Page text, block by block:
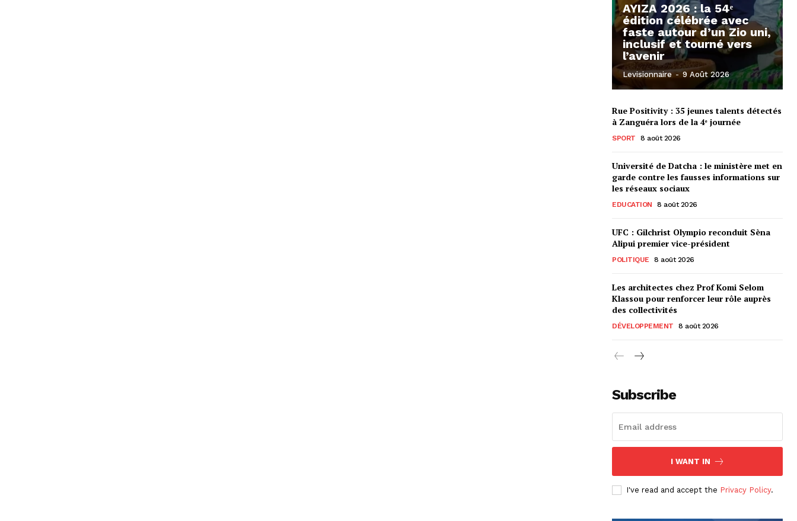
AYIZA 2026 : la 54ᵉ
édition célébrée avec
faste autour d’un Zio uni,
inclusif et tourné vers
l’avenir
Levisionnaire - 9 Août 2026
Rue Positivity : 35 jeunes talents détectés
à Zanguéra lors de la 4ᵉ journée
SPORT 8 août 2026
Université de Datcha : le ministère met en
garde contre les fausses informations sur
les réseaux sociaux
EDUCATION 8 août 2026
UFC : Gilchrist Olympio reconduit Sèna
Alipui premier vice-président
POLITIQUE 8 août 2026
Les architectes chez Prof Komi Selom
Klassou pour renforcer leur rôle auprès
des collectivités
DÉVELOPPEMENT 8 août 2026
Subscribe
I WANT IN
I've read and accept the Privacy Policy.